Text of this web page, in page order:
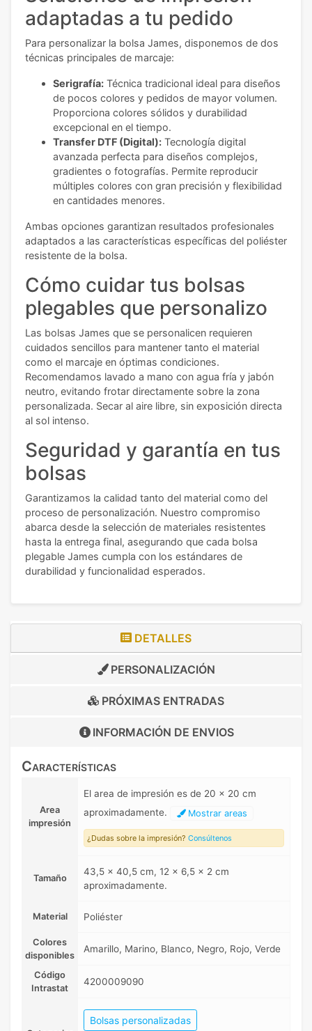
adaptadas a tu pedido
Para personalizar la bolsa James, disponemos de dos
técnicas principales de marcaje:
Serigrafía: Técnica tradicional ideal para diseños
de pocos colores y pedidos de mayor volumen.
Proporciona colores sólidos y durabilidad
excepcional en el tiempo.
Transfer DTF (Digital): Tecnología digital
avanzada perfecta para diseños complejos,
gradientes o fotografías. Permite reproducir
múltiples colores con gran precisión y flexibilidad
en cantidades menores.
Ambas opciones garantizan resultados profesionales
adaptados a las características específicas del poliéster
resistente de la bolsa.
Cómo cuidar tus bolsas
plegables que personalizo
Las bolsas James que se personalicen requieren
cuidados sencillos para mantener tanto el material
como el marcaje en óptimas condiciones.
Recomendamos lavado a mano con agua fría y jabón
neutro, evitando frotar directamente sobre la zona
personalizada. Secar al aire libre, sin exposición directa
al sol intenso.
Seguridad y garantía en tus
bolsas
Garantizamos la calidad tanto del material como del
proceso de personalización. Nuestro compromiso
abarca desde la selección de materiales resistentes
hasta la entrega final, asegurando que cada bolsa
plegable James cumpla con los estándares de
durabilidad y funcionalidad esperados.
DETALLES
PERSONALIZACIÓN
PRÓXIMAS ENTRADAS
INFORMACIÓN DE ENVIOS
Características
Area
impresión
El area de impresión es de 20 x 20 cm
aproximadamente.
Mostrar areas
¿Dudas sobre la impresión? Consúltenos
Tamaño
43,5 x 40,5 cm, 12 x 6,5 x 2 cm
aproximadamente.
Material Poliéster
Colores
disponibles
Amarillo, Marino, Blanco, Negro, Rojo, Verde
Código
Intrastat
4200009090
Bolsas personalizadas